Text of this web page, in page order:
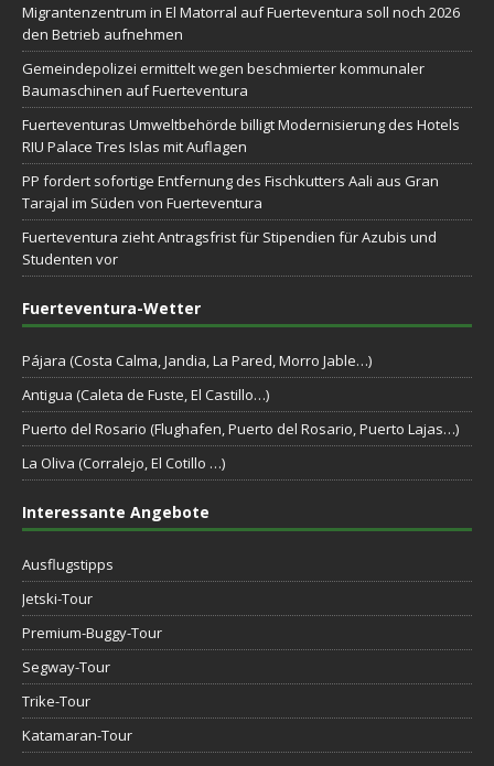
Migrantenzentrum in El Matorral auf Fuerteventura soll noch 2026
den Betrieb aufnehmen
Gemeindepolizei ermittelt wegen beschmierter kommunaler
Baumaschinen auf Fuerteventura
Fuerteventuras Umweltbehörde billigt Modernisierung des Hotels
RIU Palace Tres Islas mit Auflagen
PP fordert sofortige Entfernung des Fischkutters Aali aus Gran
Tarajal im Süden von Fuerteventura
Fuerteventura zieht Antragsfrist für Stipendien für Azubis und
Studenten vor
Fuerteventura-Wetter
Pájara (Costa Calma, Jandia, La Pared, Morro Jable…)
Antigua (Caleta de Fuste, El Castillo…)
Puerto del Rosario (Flughafen, Puerto del Rosario, Puerto Lajas…)
La Oliva (Corralejo, El Cotillo …)
Interessante Angebote
Ausflugstipps
Jetski-Tour
Premium-Buggy-Tour
Segway-Tour
Trike-Tour
Katamaran-Tour